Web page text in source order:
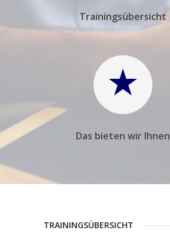
Trainingsübersicht
Das bieten wir Ihnen
TRAININGSÜBERSICHT